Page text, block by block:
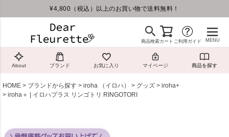
¥4,800（税込）以上のお買い物で送料無料！
商品検索カート ご利用ガイド MENU
About ブランド お気に入り マイページ 商品を探す
HOME ブランドから探す iroha （イロハ） グッズ
iroha+
iroha＋ | イロハプラス リンゴトリ RINGOTORI